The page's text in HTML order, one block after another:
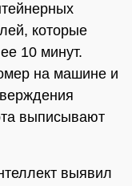
которые
10 минут.
на машине и
выписывают
выявил